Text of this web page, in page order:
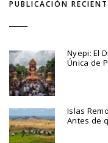
PUBLICACIÓN
Nyepi: El
Única de
Islas
Antes de